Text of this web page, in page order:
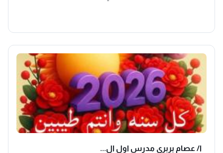
ا/ عصام بربرى مدرس اول ال...